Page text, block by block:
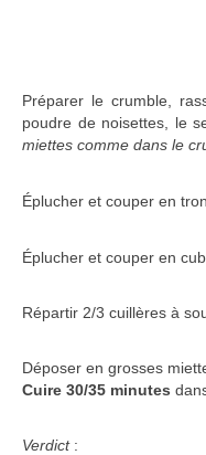
Préparer le crumble,
poudre de noisettes, le
miettes comme dans le
Éplucher et couper en
Éplucher et couper en
Répartir 2/3 cuillères à
Déposer en grosses
Cuire 30/35 minutes
Verdict :